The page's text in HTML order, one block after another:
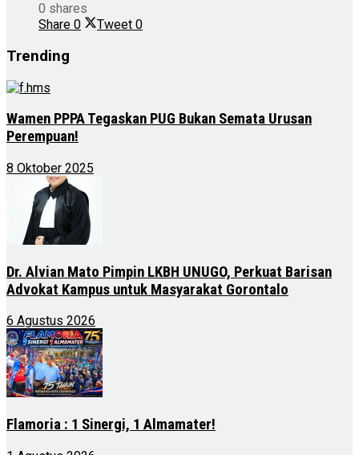
0 shares
Share 0 Tweet 0
Trending
Wamen PPPA Tegaskan PUG Bukan Semata Urusan
Perempuan!
8 Oktober 2025
Dr. Alvian Mato Pimpin LKBH UNUGO, Perkuat Barisan
Advokat Kampus untuk Masyarakat Gorontalo
6 Agustus 2026
Flamoria : 1 Sinergi, 1 Almamater!